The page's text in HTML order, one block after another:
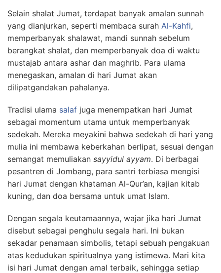
Selain shalat Jumat, terdapat banyak amalan sunnah
yang dianjurkan, seperti membaca surah Al-Kahfi,
memperbanyak shalawat, mandi sunnah sebelum
berangkat shalat, dan memperbanyak doa di waktu
mustajab antara ashar dan maghrib. Para ulama
menegaskan, amalan di hari Jumat akan
dilipatgandakan pahalanya.
Tradisi ulama salaf juga menempatkan hari Jumat
sebagai momentum utama untuk memperbanyak
sedekah. Mereka meyakini bahwa sedekah di hari yang
mulia ini membawa keberkahan berlipat, sesuai dengan
semangat memuliakan sayyidul ayyam. Di berbagai
pesantren di Jombang, para santri terbiasa mengisi
hari Jumat dengan khataman Al-Qur’an, kajian kitab
kuning, dan doa bersama untuk umat Islam.
Dengan segala keutamaannya, wajar jika hari Jumat
disebut sebagai penghulu segala hari. Ini bukan
sekadar penamaan simbolis, tetapi sebuah pengakuan
atas kedudukan spiritualnya yang istimewa. Mari kita
isi hari Jumat dengan amal terbaik, sehingga setiap